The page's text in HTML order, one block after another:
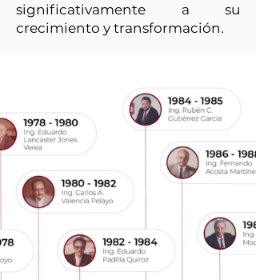
significativamente a su
crecimiento y transformación.